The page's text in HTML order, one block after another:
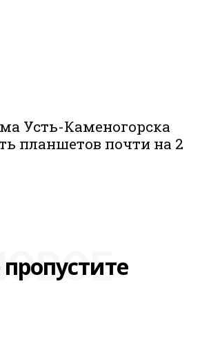
Усть-Каменогорска
планшетов почти на 2